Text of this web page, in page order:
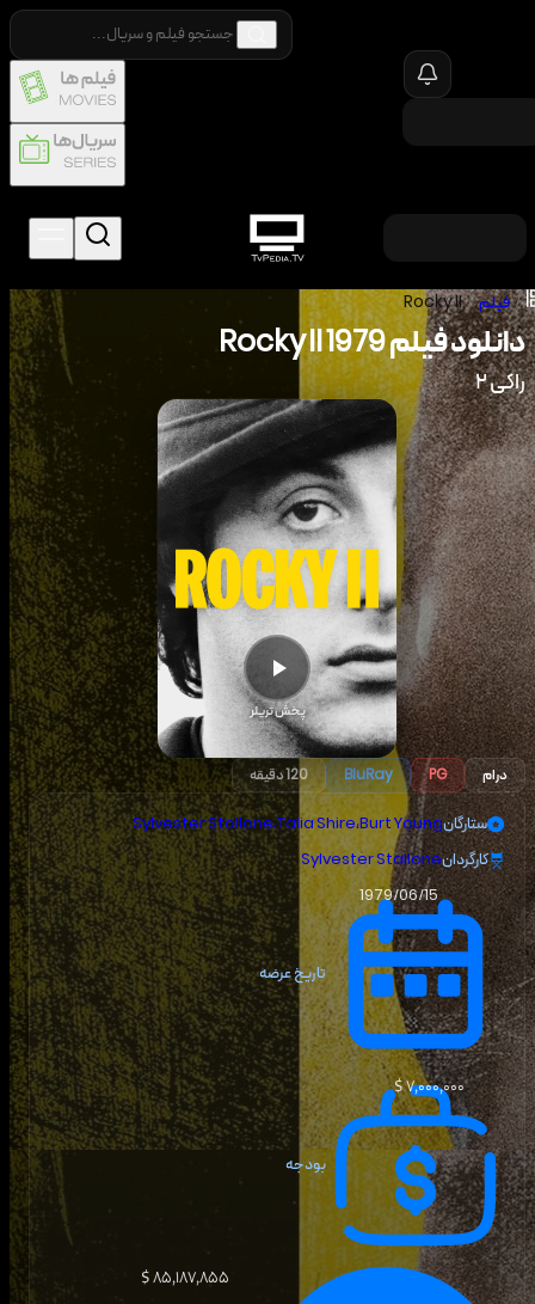
/فیلم/
Rocky II
دانلود فیلم1979
Rocky II
راکی ۲
پخش تریلر
درام PG
BluRay 120 دقیقه
ستارگان Sylvester Stallone،Talia Shire،Burt Young
کارگردانSylvester Stallone
تاریخ عرضه
1979/06/15
بودجه
۷٬۰۰۰٬۰۰۰ $
۸۵٬۱۸۷٬۸۵۵ $